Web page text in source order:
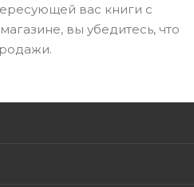
вас книги с
вы убедитесь, что